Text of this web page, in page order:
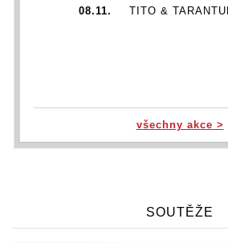
08.11.
TITO &
všechny akce >
SOUTĚŽE